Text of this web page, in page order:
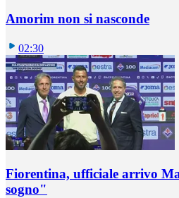
Amorim non si nasconde
02:30
Fiorentina, ufficiale arrivo
sogno"